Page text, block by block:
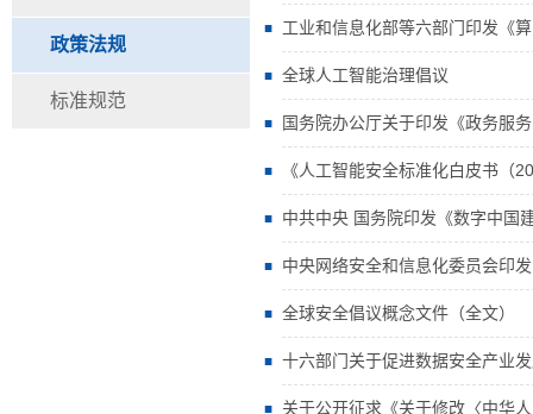
政策法规
标准规范
工业和信息化部等六部门印发《
全球人工智能治理倡议
国务院办公厅关于印发《政务服
《人工智能安全标准化白皮书（
中共中央 国务院印发《数字中国
中央网络安全和信息化委员会印
全球安全倡议概念文件（全文）
十六部门关于促进数据安全产业
关于公开征求《关于修改〈中华